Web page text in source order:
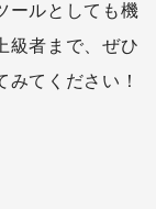
ールとしても機
級者まで、ぜひ
てください！